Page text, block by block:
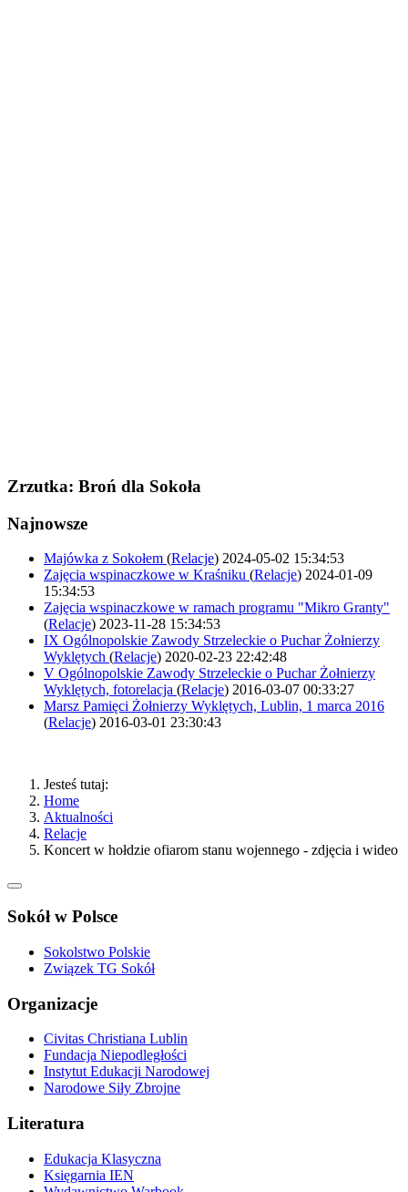
Zrzutka: Broń dla Sokoła
Najnowsze
Majówka z Sokołem (Relacje) 2024-05-02 15:34:53
Zajęcia wspinaczkowe w Kraśniku (Relacje) 2024-01-09
15:34:53
Zajęcia wspinaczkowe w ramach programu "Mikro Granty"
(Relacje) 2023-11-28 15:34:53
IX Ogólnopolskie Zawody Strzeleckie o Puchar Żołnierzy
Wyklętych (Relacje) 2020-02-23 22:42:48
V Ogólnopolskie Zawody Strzeleckie o Puchar Żołnierzy
Wyklętych, fotorelacja (Relacje) 2016-03-07 00:33:27
Marsz Pamięci Żołnierzy Wyklętych, Lublin, 1 marca 2016
(Relacje) 2016-03-01 23:30:43
Jesteś tutaj:
Home
Aktualności
Relacje
Koncert w hołdzie ofiarom stanu wojennego - zdjęcia i wideo
Sokół w Polsce
Sokolstwo Polskie
Związek TG Sokół
Organizacje
Civitas Christiana Lublin
Fundacja Niepodległości
Instytut Edukacji Narodowej
Narodowe Siły Zbrojne
Literatura
Edukacja Klasyczna
Księgarnia IEN